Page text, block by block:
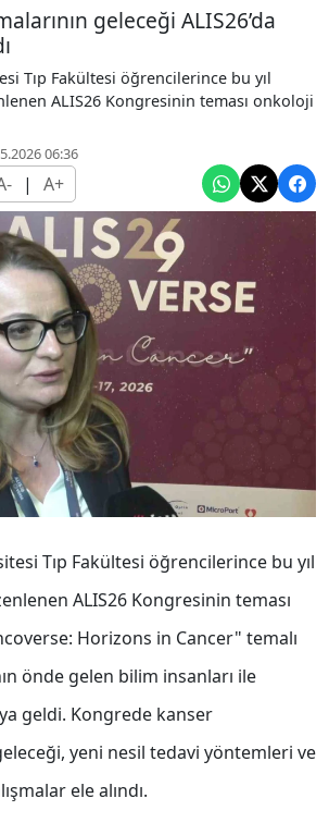
geleceği ALIS26’da
Tıp Fakültesi öğrencilerince bu yıl
ALIS26 Kongresinin teması onkoloji
06:36
| A+
Tıp Fakültesi öğrencilerince bu yıl
ALIS26 Kongresinin teması
Horizons in Cancer" temalı
önde gelen bilim insanları ile
geldi. Kongrede kanser
yeni nesil tedavi yöntemleri ve
ele alındı.